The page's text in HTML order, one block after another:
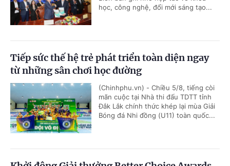
học, công nghệ, đổi mới sáng tạo...
Tiếp sức thế hệ trẻ phát triển toàn diện ngay
từ những sân chơi học đường
(Chinhphu.vn) - Chiều 5/8, tiếng còi
mãn cuộc tại Nhà thi đấu TDTT tỉnh
Đắk Lắk chính thức khép lại mùa Giải
Bóng đá Nhi đồng (U11) toàn quốc...